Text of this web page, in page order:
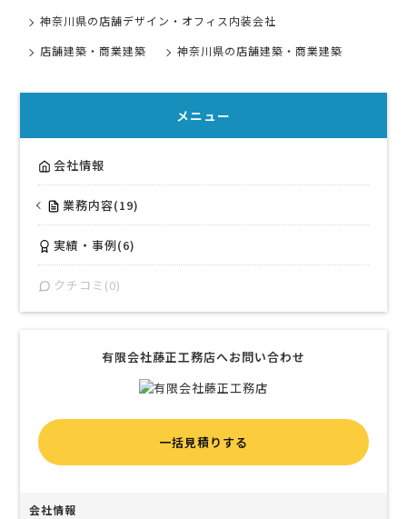
神奈川県の店舗デザイン・オフィス内装会社
店舗建築・商業建築
神奈川県の店舗建築・商業建築
メニュー
会社情報
業務内容(19)
実績・事例(6)
クチコミ(0)
有限会社藤正工務店へお問い合わせ
一括見積りする
会社情報